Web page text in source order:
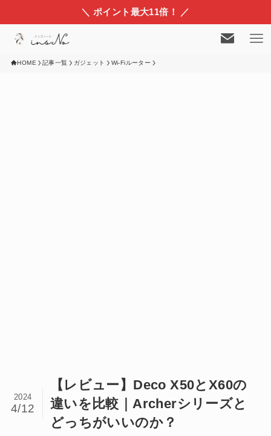
＼ ポイント最大11倍！ ／
HOME 記事一覧 ガジェット Wi-Fiルーター
【レビュー】Deco X50とX60の
違いを比較｜Archerシリーズと
どっちがいいのか？
2024
4/12